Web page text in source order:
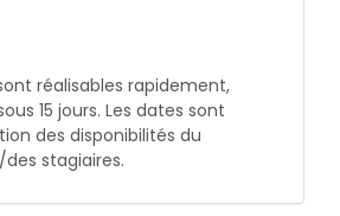
réalisables rapidement,
15 jours. Les dates sont
des disponibilités du
stagiaires.